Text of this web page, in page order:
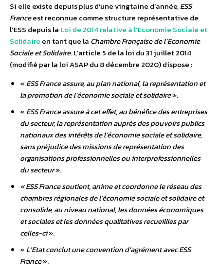
Si elle existe depuis plus d’une vingtaine d’année,ESS
Franceest reconnue comme structure représentative de
l’ESS depuis la Loi de 2014 relative à l’Economie Sociale et
Solidaire en tant que la Chambre Française de l’Economie
Sociale et Solidaire. L’article 5 de la loi du 31 juillet 2014
(modifié par la loi ASAP du 8 décembre 2020) dispose :
« ESS France assure, au plan national, la représentation et
la promotion de l’économie sociale et solidaire».
« ESS France assure à cet effet, au bénéfice des entreprises
du secteur, la représentation auprès des pouvoirs publics
nationaux des intérêts de l’économie sociale et solidaire,
sans préjudice des missions de représentation des
organisations professionnelles ou interprofessionnelles
du secteur».
« ESS France soutient, anime et coordonne le réseau des
chambres régionales de l’économie sociale et solidaire et
consolide, au niveau national, les données économiques
et sociales et les données qualitatives recueillies par
celles-ci».
« L’Etat conclut une convention d’agrément avec ESS
France».